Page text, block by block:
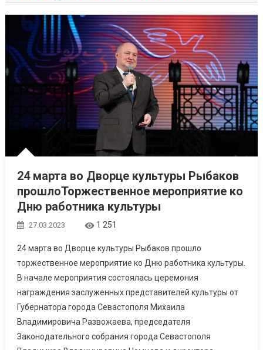
24 марта во Дворце культуры Рыбаков
прошлоТоржественное мероприятие ко
Дню работника культуры
27.03.2023 1 251
24 марта во Дворце культуры Рыбаков прошло
торжественное мероприятие ко Дню работника культуры.
В начале мероприятия состоялась церемония
награждения заслуженных представителей культуры от
Губернатора города Севастополя Михаила
Владимировича Развожаева, председателя
Законодательного собрания города Севастополя